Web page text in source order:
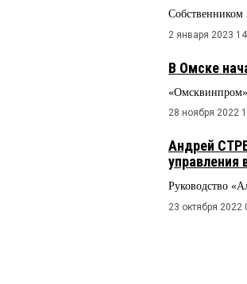
2 января 2023
В Омске
28 ноября 2022
Андрей
управления
Руководство
23 октября 2022